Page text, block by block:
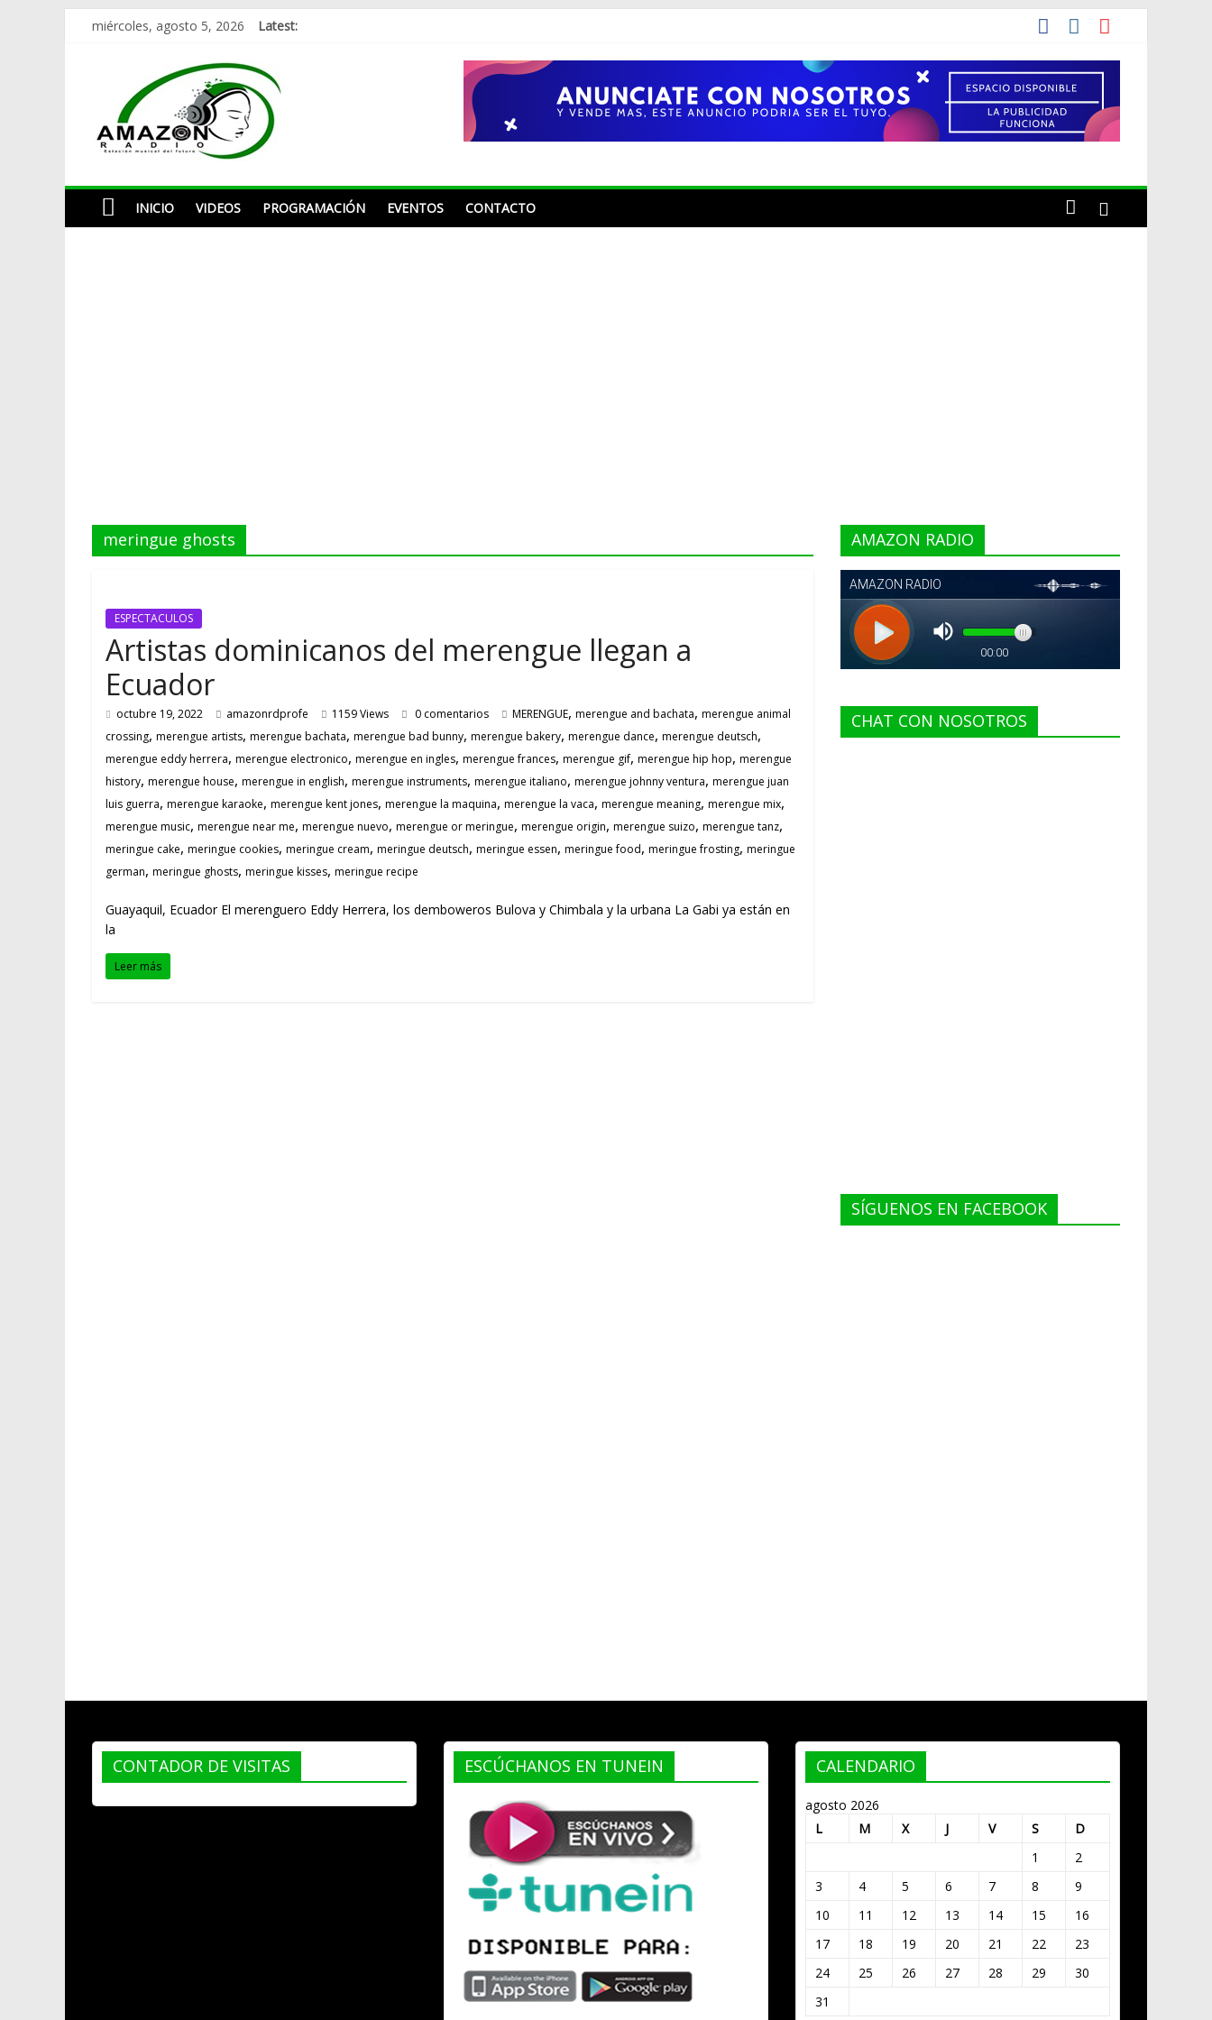
Skipmiércoles, agosto 5, 2026 Latest:
AMAZON
RADIO
MUSICAL
DEL
INICIO VIDEOS PROGRAMACIÓN EVENTOS CONTACTO
meringue ghosts
ESPECTACULOS
Artistas dominicanos del merengue llegan a
Ecuador
octubre 19, 2022 amazonrdprofe 1159 Views 0 comentarios MERENGUE, merengue and bachata, merengue animal
crossing, merengue artists, merengue bachata, merengue bad bunny, merengue bakery, merengue dance, merengue deutsch,
merengue eddy herrera, merengue electronico, merengue en ingles, merengue frances, merengue gif, merengue hip hop, merengue
history, merengue house, merengue in english, merengue instruments, merengue italiano, merengue johnny ventura, merengue juan
luis guerra, merengue karaoke, merengue kent jones, merengue la maquina, merengue la vaca, merengue meaning, merengue mix,
merengue music, merengue near me, merengue nuevo, merengue or meringue, merengue origin, merengue suizo, merengue tanz,
meringue cake, meringue cookies, meringue cream, meringue deutsch, meringue essen, meringue food, meringue frosting, meringue
german, meringue ghosts, meringue kisses, meringue recipe
Guayaquil, Ecuador El merenguero Eddy Herrera, los demboweros Bulova y Chimbala y la urbana La Gabi ya están en
la
Leer más
AMAZON RADIO
CHAT CON NOSOTROS
SÍGUENOS EN FACEBOOK
CONTADOR DE VISITAS ESCÚCHANOS EN TUNEIN CALENDARIO
agosto 2026
L
M X J V S
D
1
2
3
4 5 6 7 8
9
10
11 12 13 14 15
16
17
18 19 20 21 22
23
24
25 26 27 28 29
30
31